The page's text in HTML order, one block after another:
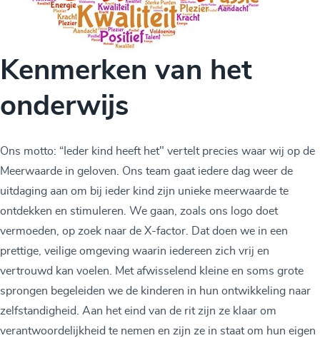
Kenmerken van het
onderwijs
Ons motto: “Ieder kind heeft het" vertelt precies waar wij op de
Meerwaarde in geloven. Ons team gaat iedere dag weer de
uitdaging aan om bij ieder kind zijn unieke meerwaarde te
ontdekken en stimuleren. We gaan, zoals ons logo doet
vermoeden, op zoek naar de X-factor. Dat doen we in een
prettige, veilige omgeving waarin iedereen zich vrij en
vertrouwd kan voelen. Met afwisselend kleine en soms grote
sprongen begeleiden we de kinderen in hun ontwikkeling naar
zelfstandigheid. Aan het eind van de rit zijn ze klaar om
verantwoordelijkheid te nemen en zijn ze in staat om hun eigen